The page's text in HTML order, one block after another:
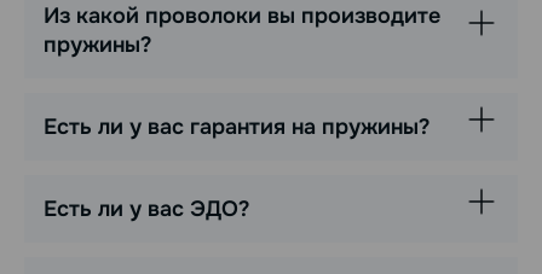
Из какой проволоки вы производите
пружины?
Есть ли у вас гарантия на пружины?
Есть ли у вас ЭДО?